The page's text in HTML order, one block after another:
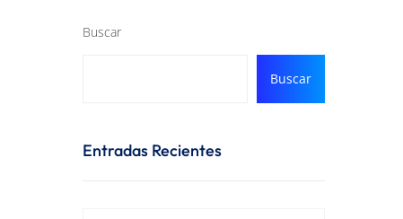
Buscar
Buscar
Entradas Recientes